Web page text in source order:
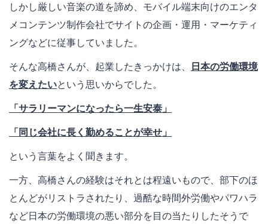
しかし厳しい音楽の道を諦め、モバイル端末向けのエンタ
メコンテンツ制作会社でサイトの企画・運用・マーケティ
ングなどに従事していました。
そんな高橋さんが、起業したきっかけは、
日本の労働環境
を変えたいという思いからでした。
「サラリーマンになったら一生安泰」
「同じ会社に長く勤めることが幸せ」
という言葉をよく聞きます。
一方、高橋さんの経験はそれとは程遠いもので、部下のほ
とんどがリストラされたり、過酷な時間外労働やパワハラ
など日本の労働環境の悪い部分を目の当たりしたそうで